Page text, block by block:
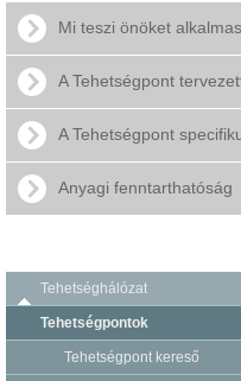
Mi teszi önöket
A Tehetségpont
A Tehetségpont
Anyagi fenntarthatóság
Tehetséghálózat
Tehetségpontok
Tehetségpont kereső